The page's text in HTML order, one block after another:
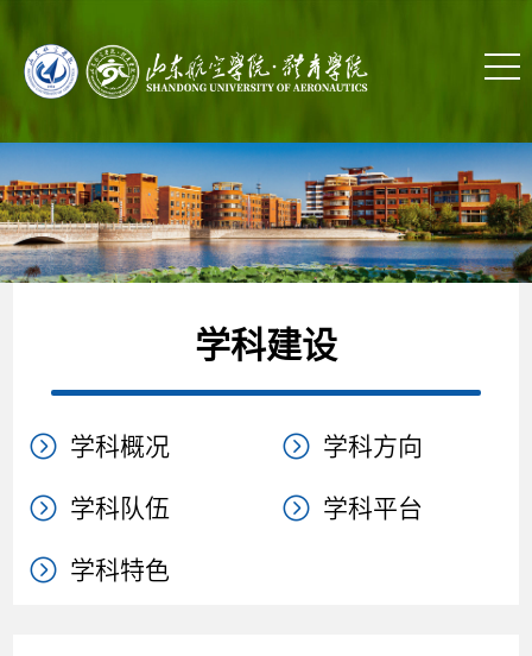
学科建设
学科概况
学科方向
学科队伍
学科平台
学科特色